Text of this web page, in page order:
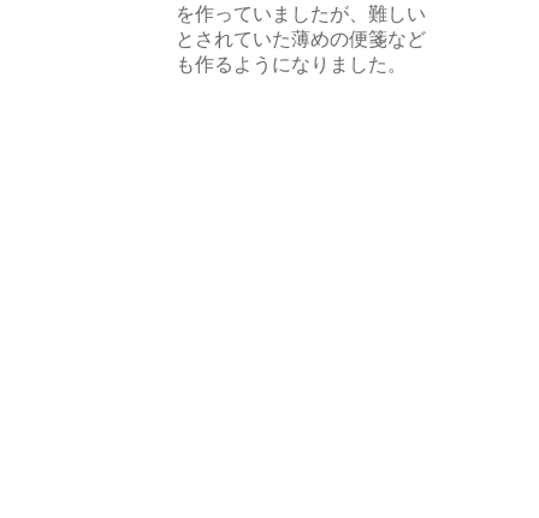
を作っていましたが、難しい
とされていた薄めの便箋など
も作るようになりました。